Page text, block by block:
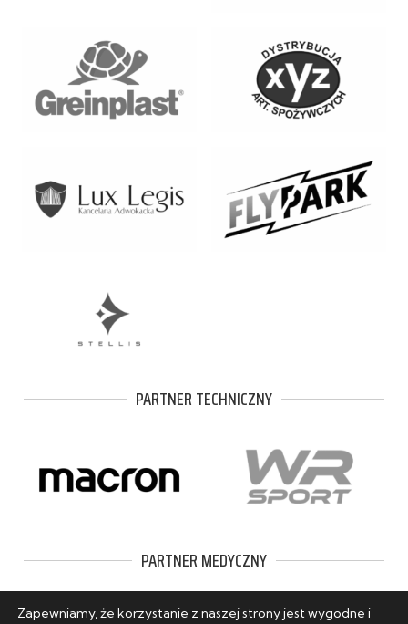
PARTNER TECHNICZNY
PARTNER MEDYCZNY
Zapewniamy, że korzystanie z naszej strony jest wygodne i